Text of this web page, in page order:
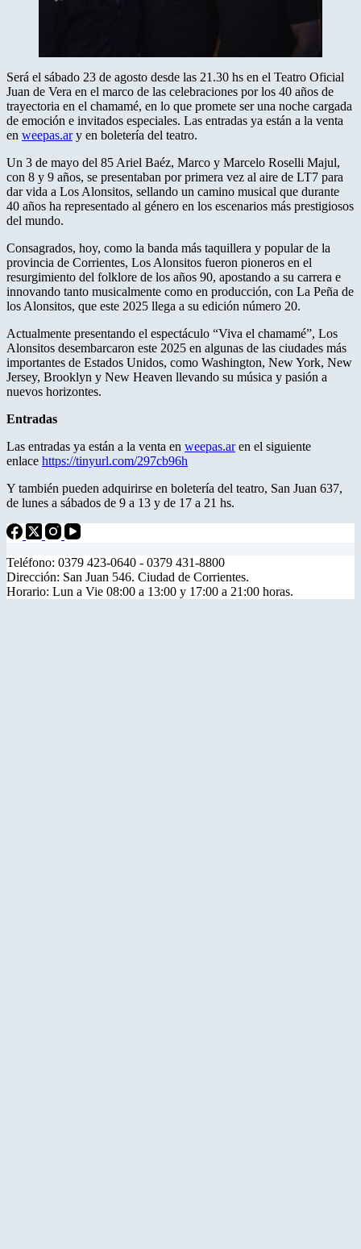
Será el sábado 23 de agosto desde las 21.30 hs en el Teatro Oficial
Juan de Vera en el marco de las celebraciones por los 40 años de
trayectoria en el chamamé, en lo que promete ser una noche cargada
de emoción e invitados especiales. Las entradas ya están a la venta
en weepas.ary en boletería del teatro.
Un 3 de mayo del 85 Ariel Baéz, Marco y Marcelo Roselli Majul,
con 8 y 9 años, se presentaban por primera vez al aire de LT7 para
dar vida a Los Alonsitos, sellando un camino musical que durante
40 años ha representado al género en los escenarios más prestigiosos
del mundo.
Consagrados, hoy, como la banda más taquillera y popular de la
provincia de Corrientes, Los Alonsitos fueron pioneros en el
resurgimiento del folklore de los años 90, apostando a su carrera e
innovando tanto musicalmente como en producción, con La Peña de
los Alonsitos, que este 2025 llega a su edición número 20.
Actualmente presentando el espectáculo “Viva el chamamé”, Los
Alonsitos desembarcaron este 2025 en algunas de las ciudades más
importantes de Estados Unidos, como Washington, New York, New
Jersey, Brooklyn y New Heaven llevando su música y pasión a
nuevos horizontes.
Entradas
Las entradas ya están a la venta en weepas.aren el siguiente
enlace https://tinyurl.com/297cb96h
Y también pueden adquirirse en boletería del teatro, San Juan 637,
de lunes a sábados de 9 a 13 y de 17 a 21 hs.
Teléfono: 0379 423-0640 - 0379 431-8800
Dirección: San Juan 546. Ciudad de Corrientes.
Horario: Lun a Vie 08:00 a 13:00 y 17:00 a 21:00 horas.